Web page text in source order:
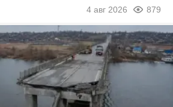
4 авг 2026 879